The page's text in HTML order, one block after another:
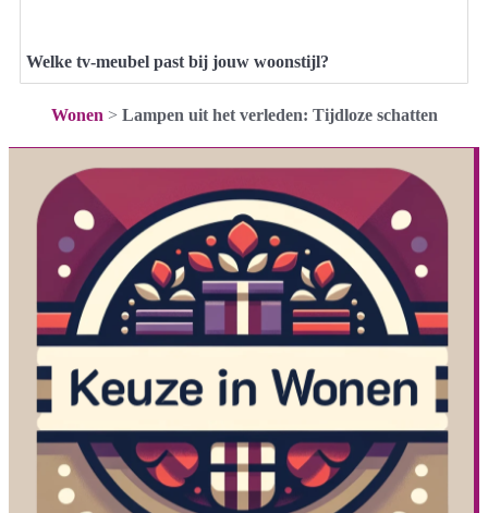
Welke tv-meubel past bij jouw woonstijl?
Wonen > Lampen uit het verleden: Tijdloze schatten